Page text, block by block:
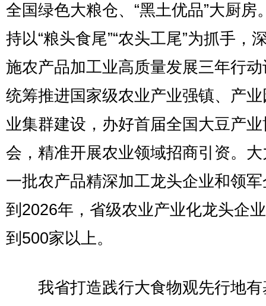
全国绿色大粮仓、“黑土优品”大厨房
持以“粮头食尾”“农头工尾”为抓手，
施农产品加工业高质量发展三年行
统筹推进国家级农业产业强镇、产
业集群建设，办好首届全国大豆产
会，精准开展农业领域招商引资。
一批农产品精深加工龙头企业和领
到2026年，省级农业产业化龙头企
到500家以上。
我省打造践行大食物观先行地有